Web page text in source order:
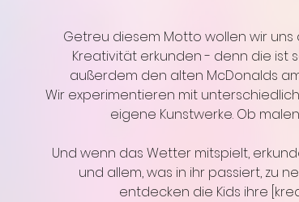
Getreu diesem Motto wollen wir
Kreativität erkunden - denn die ist
außerdem den alten McDonalds
Wir experimentieren mit
eigene Kunstwerke. Ob
Und wenn das Wetter mitspielt,
und allem, was in ihr passiert, zu
entdecken die Kids ihre